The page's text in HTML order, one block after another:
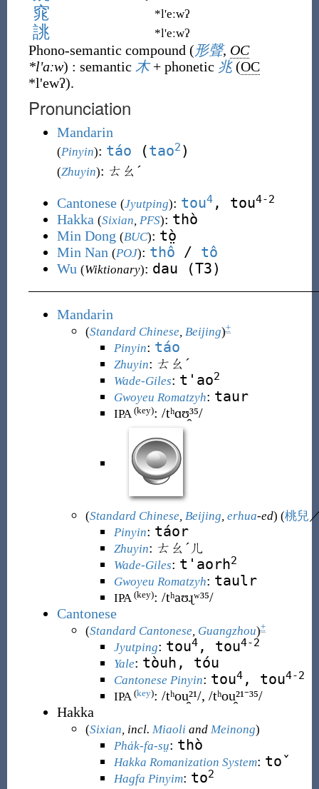
窕 *l'eːwʔ
誂 *l'eːwʔ
Phono-semantic compound (形聲, OC
*l'aːw) : semantic 木 + phonetic 兆 (OC
*l'ewʔ).
Pronunciation
Mandarin
(Pinyin): táo (tao2 )
(Zhuyin): ㄊㄠˊ
Cantonese (Jyutping): tou4, tou4-2
Hakka (Sixian, PFS): thò
Min Dong (BUC): tò̤
Min Nan (POJ): thô / tô
Wu (Wiktionary): dau (T3)
Mandarin
(Standard Chinese, Beijing)+
Pinyin: táo
Zhuyin: ㄊㄠˊ
Wade-Giles: t'ao2
Gwoyeu Romatzyh: taur
IPA (key): /tʰɑʊ̯³⁵/
(Standard Chinese, Beijing, erhua-ed) (桃兒
Pinyin: táor
Zhuyin: ㄊㄠˊㄦ
Wade-Giles: t'aorh2
Gwoyeu Romatzyh: taulr
IPA (key): /tʰaʊɻʷ³⁵/
Cantonese
(Standard Cantonese, Guangzhou)+
Jyutping: tou4, tou4-2
Yale: tòuh, tóu
Cantonese Pinyin: tou4, tou4-2
IPA (key): /tʰou̯²¹/, /tʰou̯²¹⁻³⁵/
Hakka
(Sixian, incl. Miaoli and Meinong)
Pha̍k-fa-sṳ: thò
Hakka Romanization System: toˇ
Hagfa Pinyim: to2